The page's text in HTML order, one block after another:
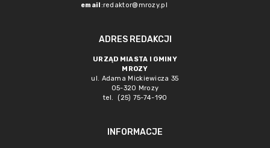
email :redaktor@mrozy.pl
ADRES REDAKCJI
URZĄD MIASTA I GMINY
MROZY
ul. Adama Mickiewicza 35
05-320 Mrozy
tel. (25) 75-74-190
INFORMACJE